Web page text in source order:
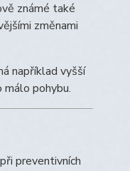
známé také
změnami
například vyšší
pohybu.
preventivních